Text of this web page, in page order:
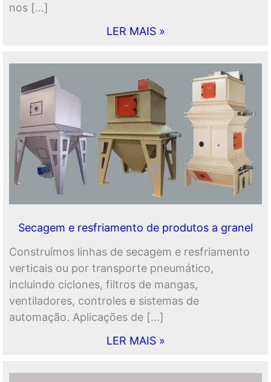
nos […]
LER MAIS »
Secagem e resfriamento de produtos a granel
Construímos linhas de secagem e resfriamento
verticais ou por transporte pneumático,
incluindo ciclones, filtros de mangas,
ventiladores, controles e sistemas de
automação. Aplicações de […]
LER MAIS »